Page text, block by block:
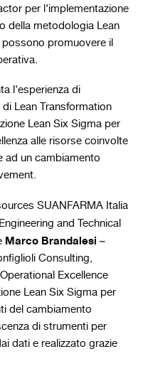
per l’implementazione
della metodologia Lean
promuovere il
l’esperienza di
Lean Transformation
Lean Six Sigma per
alle risorse coinvolte
ad un cambiamento
SUANFARMA Italia
and Technical
Marco Brandalesi –
Consulting,
Excellence
Lean Six Sigma per
del cambiamento
di strumenti per
dati e realizzato grazie